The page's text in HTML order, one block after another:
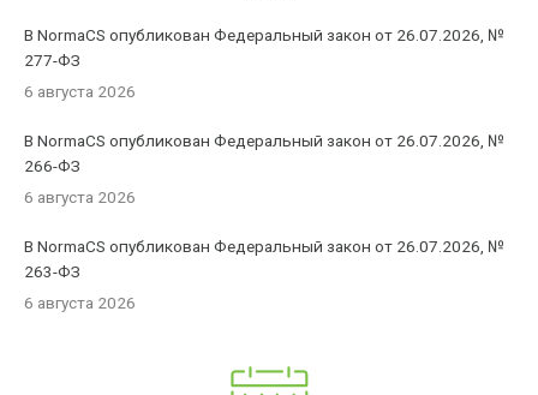
В NormaCS опубликован Федеральный закон от 26.07.2026, №
277-ФЗ
6 августа 2026
В NormaCS опубликован Федеральный закон от 26.07.2026, №
266-ФЗ
6 августа 2026
В NormaCS опубликован Федеральный закон от 26.07.2026, №
263-ФЗ
6 августа 2026